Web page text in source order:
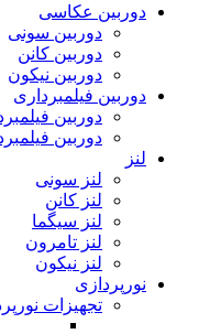
دوربین عکاسی
دوربین سونی
دوربین کانن
دوربین نیکون
دوربین فیلمبرداری
دوربین
دوربین
لنز
لنز سونی
لنز کانن
لنز سیگما
لنز تامرون
لنز نیکون
نورپردازی
تجهیزات